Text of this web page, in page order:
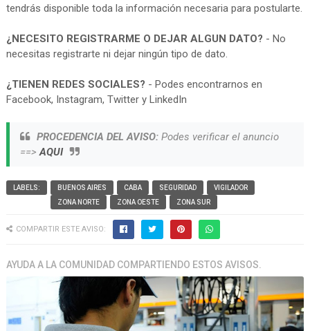
tendrás disponible toda la información necesaria para postularte.
¿NECESITO REGISTRARME O DEJAR ALGUN DATO? - No
necesitas registrarte ni dejar ningún tipo de dato.
¿TIENEN REDES SOCIALES? - Podes encontrarnos en
Facebook, Instagram, Twitter y LinkedIn
PROCEDENCIA DEL AVISO:Podes verificar el anuncio
==>AQUI
LABELS: BUENOS AIRES CABA SEGURIDAD
VIGILADOR
ZONA NORTE
ZONA OESTE ZONA SUR
COMPARTIR ESTE AVISO:
AYUDA A LA COMUNIDAD COMPARTIENDO ESTOS AVISOS.